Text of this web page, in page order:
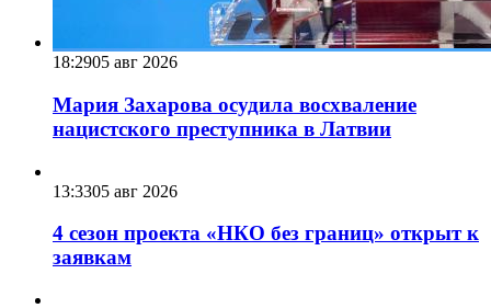
18:2905 авг 2026
Мария Захарова осудила восхваление
нацистского преступника в Латвии
13:3305 авг 2026
4 сезон проекта «НКО без границ» открыт к
заявкам